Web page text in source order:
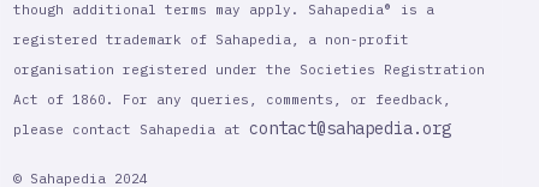
though additional terms may apply. Sahapedia® is a
registered trademark of Sahapedia, a non-profit
organisation registered under the Societies Registration
Act of 1860. For any queries, comments, or feedback,
please contact Sahapedia at contact@sahapedia.org
© Sahapedia 2024